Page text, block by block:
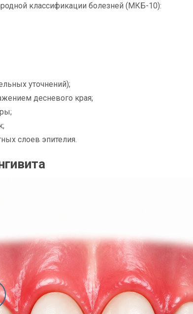
классификации болезней (МКБ-10):
уточнений);
десневого края;
слоев эпителия.